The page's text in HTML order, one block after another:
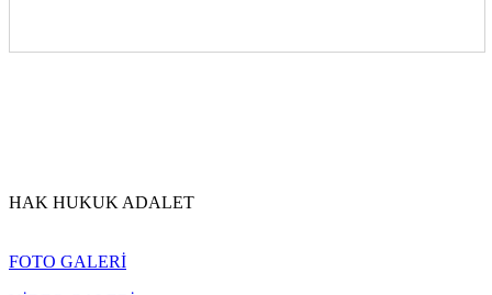
HAK HUKUK ADALET
FOTO GALERİ